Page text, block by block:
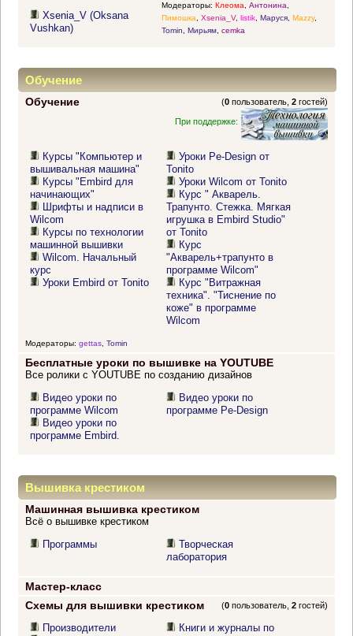
Xsenia_V (Oksana
Vushkan)
Модераторы: Клеома, Антонина,
Пимошка, Xsenia_V, listik, Маруся, Mazzy,
Tomin, Мирьям, cemka
Обучение
Обучение (0 пользователь,2 гостей)
При поддержке:
Курсы "Компьютер и
вышивальная машина"
Курсы "Embird для
начинающих"
Шрифты и надписи в
Wilcom
Курсы по технологии
машинной вышивки
Wilcom. Начальный
курс
Уроки Embird от Tonito
Уроки Pe-Design от
Tonito
Уроки Wilcom от Tonito
Курс " Акварель.
Трапунто. Стежка. Мягкая
игрушка в Embird Studio"
от Tonito
Курс
"Акварель+трапунто в
программе Wilcom"
Курс "Витражная
техника". "Тиснение по
коже" в программе
Wilcom
Модераторы: gettas, Tomin
Бесплатные уроки по вышивке на YOUTUBE
Все ролики с YOUTUBE по созданию дизайнов
Видео уроки по
программе Wilcom
Видео уроки по
программе Embird.
Видео уроки по
программе Pe-Design
Вышивка крестиком
Машинная вышивка крестиком
Всё о вышивке крестиком
Программы
Творческая
лаборатория
Мастер-класс
Схемы для вышивки крестиком
(0 пользователь,2 гостей)
Производители
Книги и журналы по